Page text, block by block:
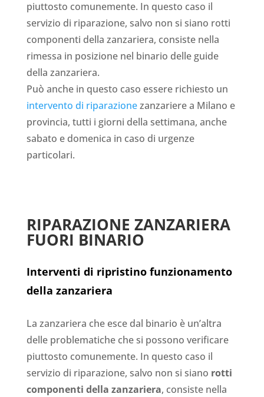
piuttosto comunemente. In questo caso il
servizio di riparazione, salvo non si siano rotti
componenti della zanzariera, consiste nella
rimessa in posizione nel binario delle guide
della zanzariera.
Può anche in questo caso essere richiesto un
intervento di riparazionezanzariere a Milano e
provincia, tutti i giorni della settimana, anche
sabato e domenica in caso di urgenze
particolari.
RIPARAZIONE ZANZARIERA
FUORI BINARIO
Interventi di ripristino funzionamento
della zanzariera
La zanzariera che esce dal binario è un’altra
delle problematiche che si possono verificare
piuttosto comunemente. In questo caso il
servizio di riparazione, salvo non si siano rotti
componenti della zanzariera, consiste nella